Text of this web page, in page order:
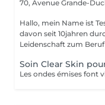
70, Avenue Grande-
Hallo, mein Name ist
davon seit 10jahren
Leidenschaft zum
Soin Clear Skin